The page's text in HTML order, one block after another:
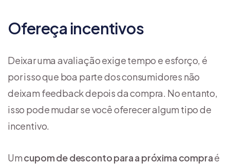
Ofereça incentivos
Deixar uma avaliação exige tempo e esforço, é
por isso que boa parte dos consumidores não
deixam feedback depois da compra. No entanto,
isso pode mudar se você oferecer algum tipo de
incentivo.
Umcupom de descontopara a próxima compraé